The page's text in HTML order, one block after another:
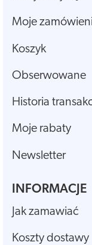
Moje
Koszyk
Obserwowane
Historia
Moje rabaty
Newsletter
INFORMACJE
Jak zamawiać
Koszty dostawy